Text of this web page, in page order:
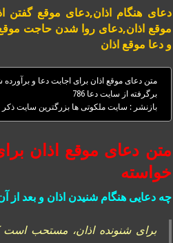
دعای هنگام اذان,دعای موقع
موقع اذان,دعای روا شدن حاجت موقع
و دعا موقع اذان
متن دعای موقع اذان برای اجابت دعا و
برگرفته از سایت دعا 786
بازنشر : سایت ملکوتی ها بزرگترین سایت ذکر
متن دعای موقع اذان
خواسته
چه دعایی هنگام شنیدن اذان و بعد از
برای شنونده اذان، مستحب است